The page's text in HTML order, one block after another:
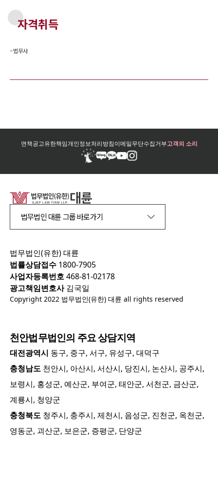
자격취득
-법무사
면책공고유한책임개인정보처리방침이메일무단수집거부고객의 소리
법무법인 대륜 그룹 바로가기
법무법인(유한) 대륜
법률상담접수 1800-7905
사업자등록번호468-81-02178
광고책임변호사김국일
Copyright 2022 법무법인(유한) 대륜 all rights reserved
천안법무법인의 주요 상담지역
대전광역시 동구, 중구, 서구, 유성구, 대덕구
충청남도 천안시, 아산시, 서산시, 당진시, 논산시, 공주시,
보령시, 홍성군, 예산군, 부여군, 태안군, 서천군, 금산군,
계룡시, 청양군
충청북도 청주시, 충주시, 제천시, 음성군, 진천군, 옥천군,
영동군, 괴산군, 보은군, 증평군, 단양군